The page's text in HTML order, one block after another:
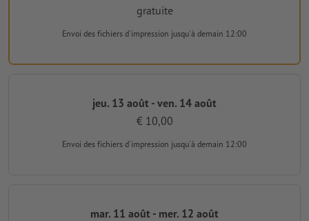
gratuite
Envoi des fichiers d'impression jusqu'à demain 12:00
jeu. 13 août - ven. 14 août
€ 10,00
Envoi des fichiers d'impression jusqu'à demain 12:00
mar. 11 août - mer. 12 août